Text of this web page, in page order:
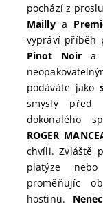
pochází z
Maillya
vypráví příběh
Pinot Noir a
podáváte jako
smysly před
dokonalého
ROGER
chvíli. Zvláště
platýze
proměňujíc
hostinu.